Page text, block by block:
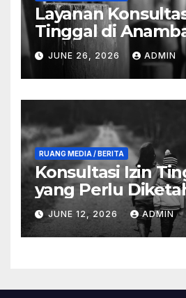
Layanan
Tinggal di
dan Manfaat
JUNE 26, 2026 ADMIN
RUANG MEDIA / BERITA
Konsultasi Izin
yang Perlu
Anambas
JUNE 12, 2026 ADMIN